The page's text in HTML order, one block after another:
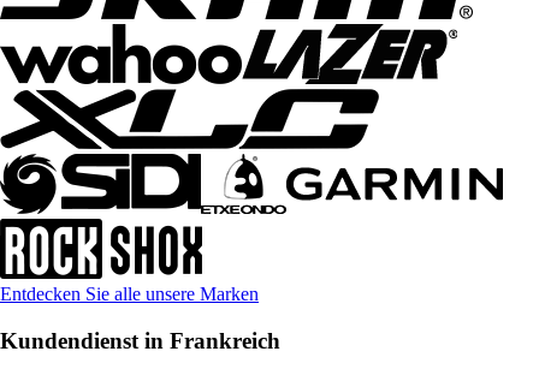
Entdecken Sie alle unsere Marken
Kundendienst in Frankreich